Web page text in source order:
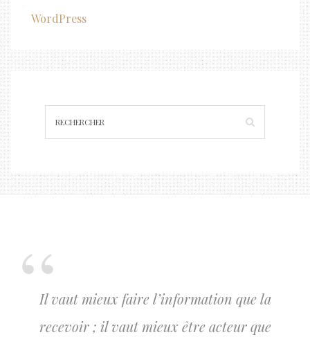
WordPress
Il vaut mieux faire l’information que la
recevoir ; il vaut mieux être acteur que